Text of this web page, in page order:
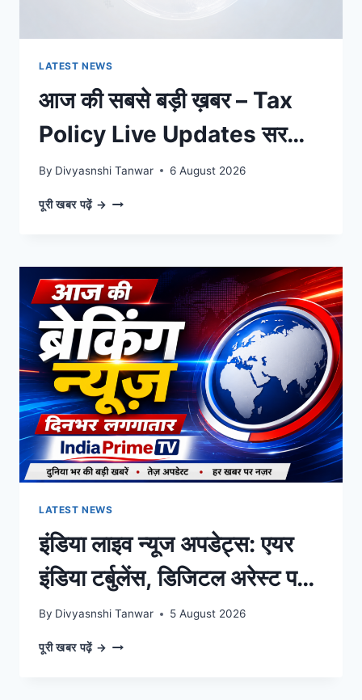
LATEST NEWS
आज की सबसे बड़ी ख़बर – Tax
Policy Live Updates सरकार
का बड़ा ऐलान, पल-पल की अपडेट्स
By Divyasnshi Tanwar 6 August 2026
पूरी खबर पढ़ें → आज
ख़बर
–
TAX
POLICY
LIVE
UPDATES
सरकार
का
बड़ा
ऐलान,
पल-
पल
की
LATEST NEWS
इंडिया लाइव न्यूज अपडेट्स: एयर
इंडिया टर्बुलेंस, डिजिटल अरेस्ट पर
सुप्रीम कोर्ट के निर्देश और दिनभर
की बड़ी खबरें
By Divyasnshi Tanwar 5 August 2026
पूरी खबर पढ़ें → इंडिया